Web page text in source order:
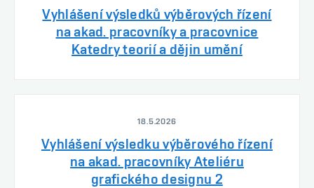
Vyhlášení výsledků výběrových řízení
na akad. pracovníky a pracovnice
Katedry teorií a dějin umění
18.5.2026
Vyhlášení výsledku výběrového řízení
na akad. pracovníky Ateliéru
grafického designu 2